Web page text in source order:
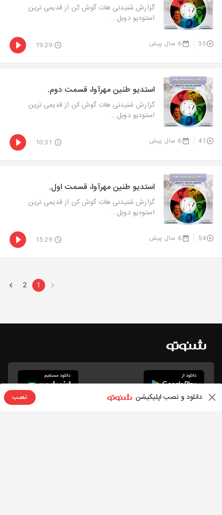
گزارش شنیدنی هات گوش كن از قدیمی ترین
استودیو دوبل...
35 6 سال پیش 19:29
استدیو طنین مهرآوا، قسمت دوم.
گزارش شنیدنی هات گوش كن از قدیمی ترین
استودیو دوبل...
41 6 سال پیش 10:31
استدیو طنین مهرآوا، قسمت اول.
گزارش شنیدنی هات گوش كن از قدیمی ترین
استودیو دوبل...
54 6 سال پیش 15:29
1
2
دانلود و نصب اپلیکیشن نصب